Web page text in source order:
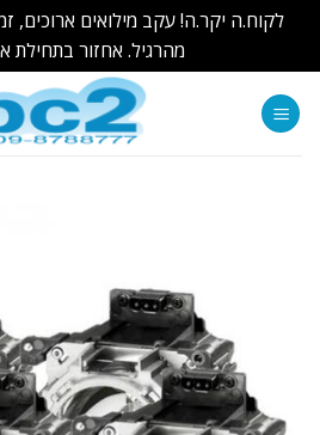
לקוח.ה יקר.ה! עקב מילואים ארוכים,
מהרגיל. אחזור בתחילת